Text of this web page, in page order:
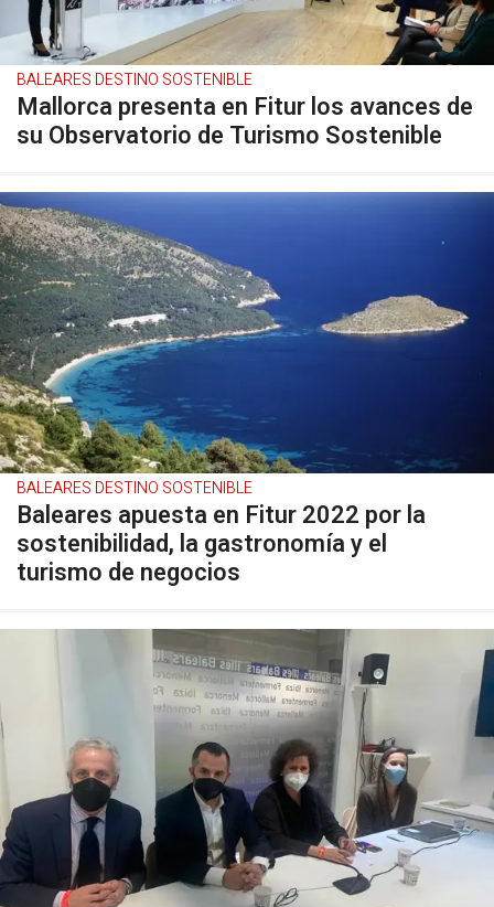
BALEARES DESTINO SOSTENIBLE
Mallorca presenta en Fitur los avances de
su Observatorio de Turismo Sostenible
BALEARES DESTINO SOSTENIBLE
Baleares apuesta en Fitur 2022 por la
sostenibilidad, la gastronomía y el
turismo de negocios